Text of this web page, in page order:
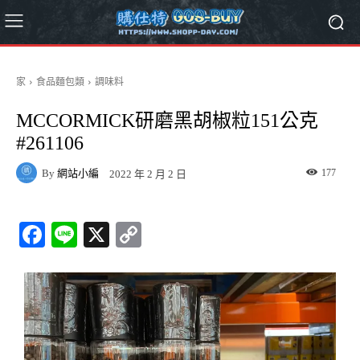
家 食品麵包類 調味料
MCCORMICK研磨黑胡椒粒151公克
#261106
By 網站小編 2022 年 2 月 2 日 177
Fa
bo
ok
Li
X
y
Li
nk